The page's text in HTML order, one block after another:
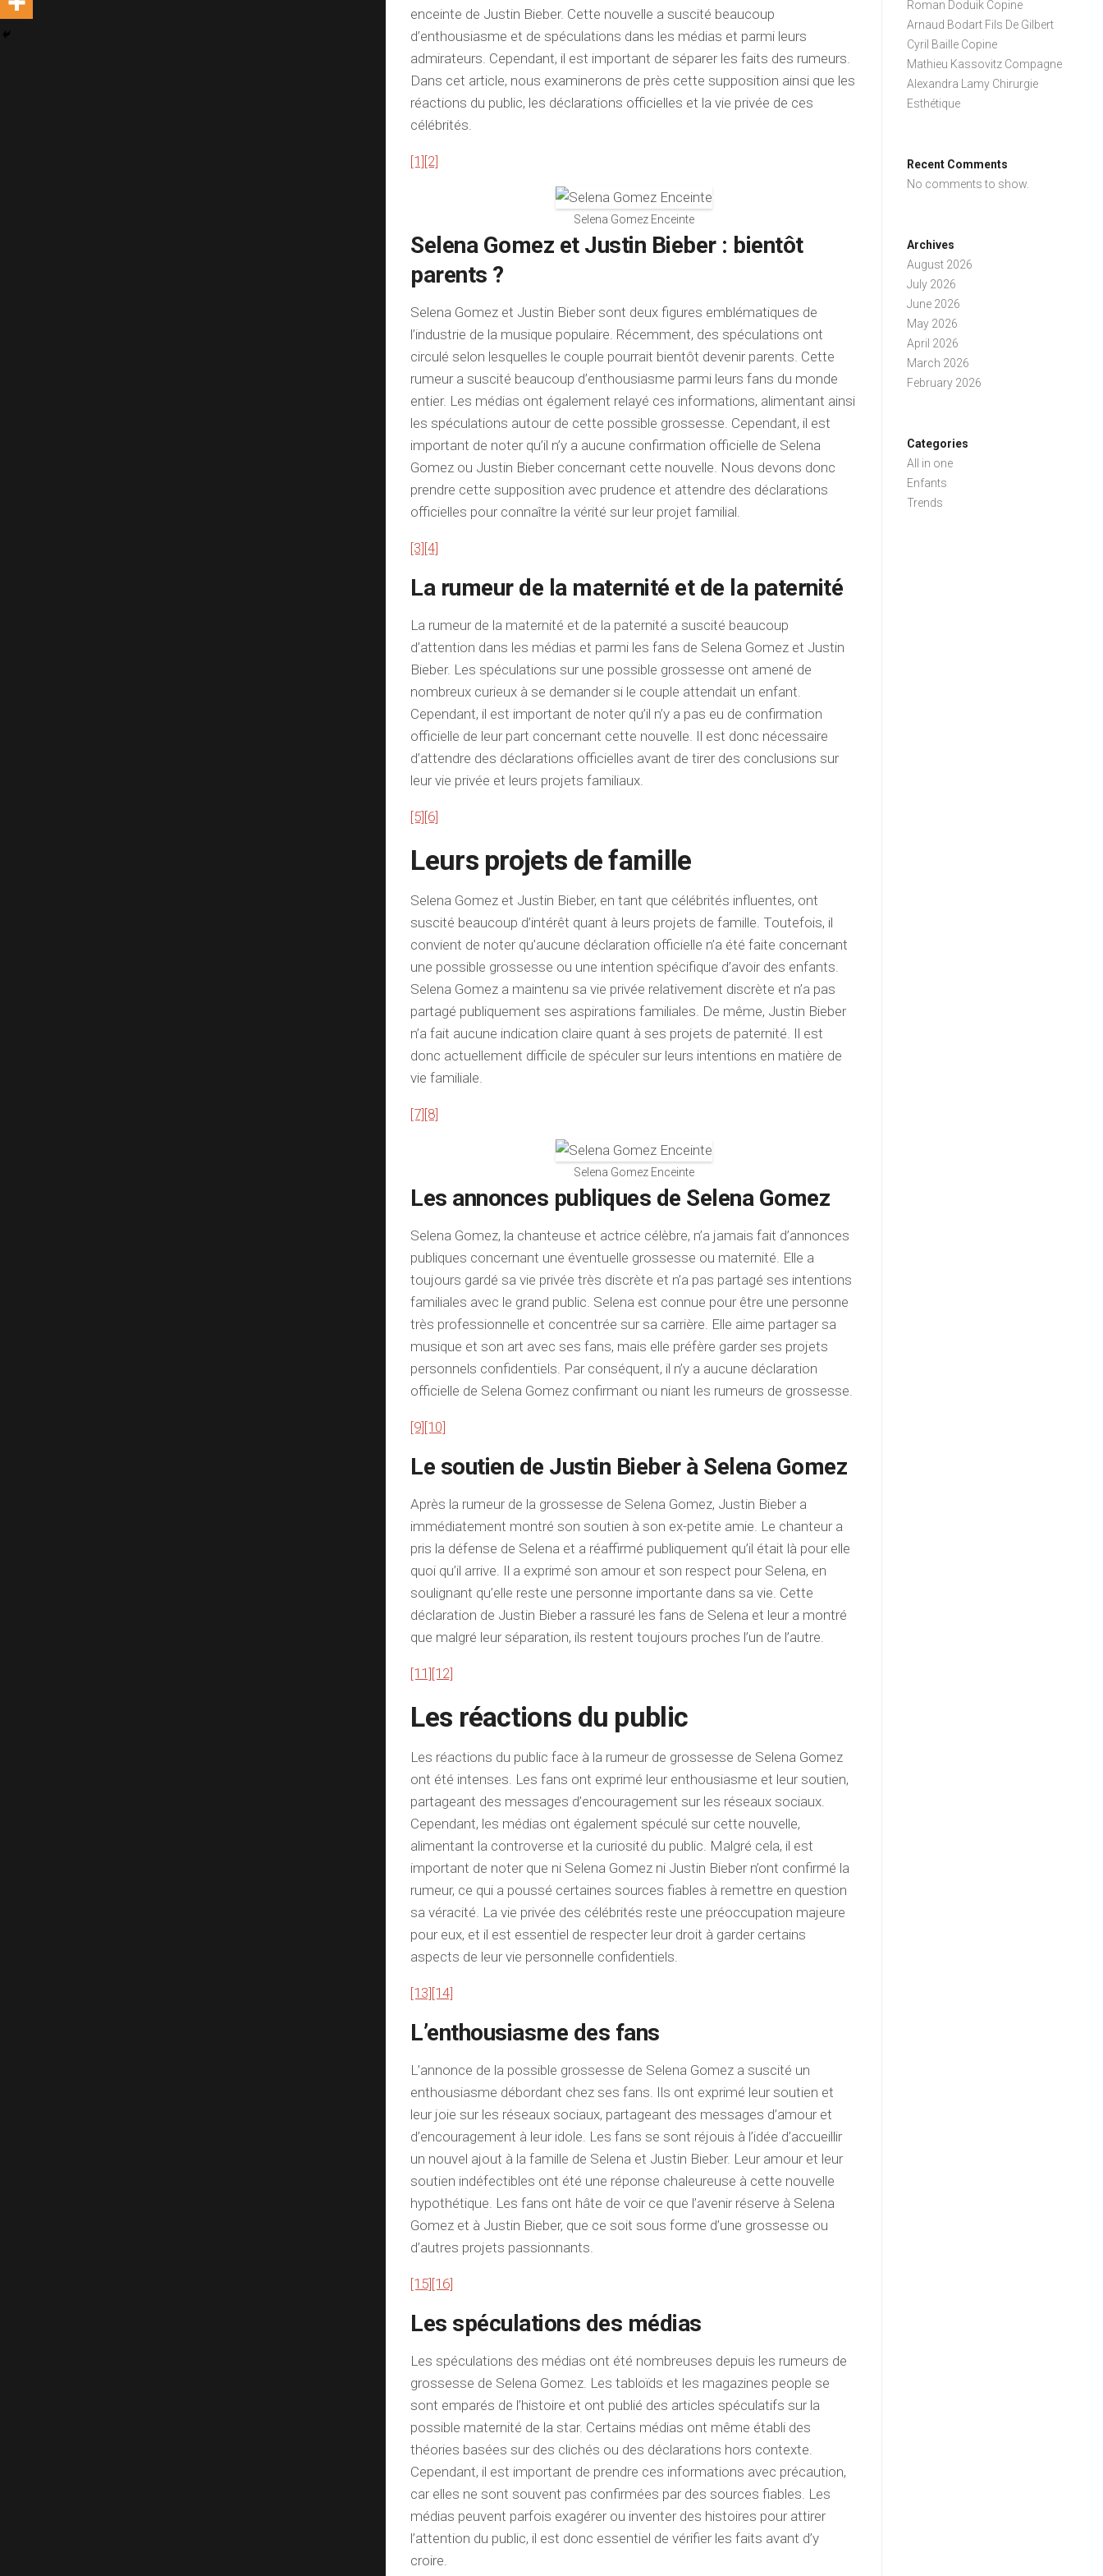
enceinte de Justin Bieber. Cette nouvelle a suscité beaucoup
d’enthousiasme et de spéculations dans les médias et parmi leurs
admirateurs. Cependant, il est important de séparer les faits des rumeurs.
Dans cet article, nous examinerons de près cette supposition ainsi que les
réactions du public, les déclarations officielles et la vie privée de ces
célébrités.
[1] [2]
Selena Gomez Enceinte
Selena Gomez et Justin Bieber : bientôt
parents ?
Selena Gomez et Justin Bieber sont deux figures emblématiques de
l’industrie de la musique populaire. Récemment, des spéculations ont
circulé selon lesquelles le couple pourrait bientôt devenir parents. Cette
rumeur a suscité beaucoup d’enthousiasme parmi leurs fans du monde
entier. Les médias ont également relayé ces informations, alimentant ainsi
les spéculations autour de cette possible grossesse. Cependant, il est
important de noter qu’il n’y a aucune confirmation officielle de Selena
Gomez ou Justin Bieber concernant cette nouvelle. Nous devons donc
prendre cette supposition avec prudence et attendre des déclarations
officielles pour connaître la vérité sur leur projet familial.
[3] [4]
La rumeur de la maternité et de la paternité
La rumeur de la maternité et de la paternité a suscité beaucoup
d’attention dans les médias et parmi les fans de Selena Gomez et Justin
Bieber. Les spéculations sur une possible grossesse ont amené de
nombreux curieux à se demander si le couple attendait un enfant.
Cependant, il est important de noter qu’il n’y a pas eu de confirmation
officielle de leur part concernant cette nouvelle. Il est donc nécessaire
d’attendre des déclarations officielles avant de tirer des conclusions sur
leur vie privée et leurs projets familiaux.
[5] [6]
Leurs projets de famille
Selena Gomez et Justin Bieber, en tant que célébrités influentes, ont
suscité beaucoup d’intérêt quant à leurs projets de famille. Toutefois, il
convient de noter qu’aucune déclaration officielle n’a été faite concernant
une possible grossesse ou une intention spécifique d’avoir des enfants.
Selena Gomez a maintenu sa vie privée relativement discrète et n’a pas
partagé publiquement ses aspirations familiales. De même, Justin Bieber
n’a fait aucune indication claire quant à ses projets de paternité. Il est
donc actuellement difficile de spéculer sur leurs intentions en matière de
vie familiale.
[7] [8]
Selena Gomez Enceinte
Les annonces publiques de Selena Gomez
Selena Gomez, la chanteuse et actrice célèbre, n’a jamais fait d’annonces
publiques concernant une éventuelle grossesse ou maternité. Elle a
toujours gardé sa vie privée très discrète et n’a pas partagé ses intentions
familiales avec le grand public. Selena est connue pour être une personne
très professionnelle et concentrée sur sa carrière. Elle aime partager sa
musique et son art avec ses fans, mais elle préfère garder ses projets
personnels confidentiels. Par conséquent, il n’y a aucune déclaration
officielle de Selena Gomez confirmant ou niant les rumeurs de grossesse.
[9] [10]
Le soutien de Justin Bieber à Selena Gomez
Après la rumeur de la grossesse de Selena Gomez, Justin Bieber a
immédiatement montré son soutien à son ex-petite amie. Le chanteur a
pris la défense de Selena et a réaffirmé publiquement qu’il était là pour elle
quoi qu’il arrive. Il a exprimé son amour et son respect pour Selena, en
soulignant qu’elle reste une personne importante dans sa vie. Cette
déclaration de Justin Bieber a rassuré les fans de Selena et leur a montré
que malgré leur séparation, ils restent toujours proches l’un de l’autre.
[11] [12]
Les réactions du public
Les réactions du public face à la rumeur de grossesse de Selena Gomez
ont été intenses. Les fans ont exprimé leur enthousiasme et leur soutien,
partageant des messages d’encouragement sur les réseaux sociaux.
Cependant, les médias ont également spéculé sur cette nouvelle,
alimentant la controverse et la curiosité du public. Malgré cela, il est
important de noter que ni Selena Gomez ni Justin Bieber n’ont confirmé la
rumeur, ce qui a poussé certaines sources fiables à remettre en question
sa véracité. La vie privée des célébrités reste une préoccupation majeure
pour eux, et il est essentiel de respecter leur droit à garder certains
aspects de leur vie personnelle confidentiels.
[13] [14]
L’enthousiasme des fans
L’annonce de la possible grossesse de Selena Gomez a suscité un
enthousiasme débordant chez ses fans. Ils ont exprimé leur soutien et
leur joie sur les réseaux sociaux, partageant des messages d’amour et
d’encouragement à leur idole. Les fans se sont réjouis à l’idée d’accueillir
un nouvel ajout à la famille de Selena et Justin Bieber. Leur amour et leur
soutien indéfectibles ont été une réponse chaleureuse à cette nouvelle
hypothétique. Les fans ont hâte de voir ce que l’avenir réserve à Selena
Gomez et à Justin Bieber, que ce soit sous forme d’une grossesse ou
d’autres projets passionnants.
[15] [16]
Les spéculations des médias
Les spéculations des médias ont été nombreuses depuis les rumeurs de
grossesse de Selena Gomez. Les tabloïds et les magazines people se
sont emparés de l’histoire et ont publié des articles spéculatifs sur la
possible maternité de la star. Certains médias ont même établi des
théories basées sur des clichés ou des déclarations hors contexte.
Cependant, il est important de prendre ces informations avec précaution,
car elles ne sont souvent pas confirmées par des sources fiables. Les
médias peuvent parfois exagérer ou inventer des histoires pour attirer
l’attention du public, il est donc essentiel de vérifier les faits avant d’y
croire.
Roman Doduik Copine
Arnaud Bodart Fils De Gilbert
Cyril Baille Copine
Mathieu Kassovitz Compagne
Alexandra Lamy Chirurgie
Esthétique
Recent Comments
No comments to show.
Archives
August 2026
July 2026
June 2026
May 2026
April 2026
March 2026
February 2026
Categories
All in one
Enfants
Trends